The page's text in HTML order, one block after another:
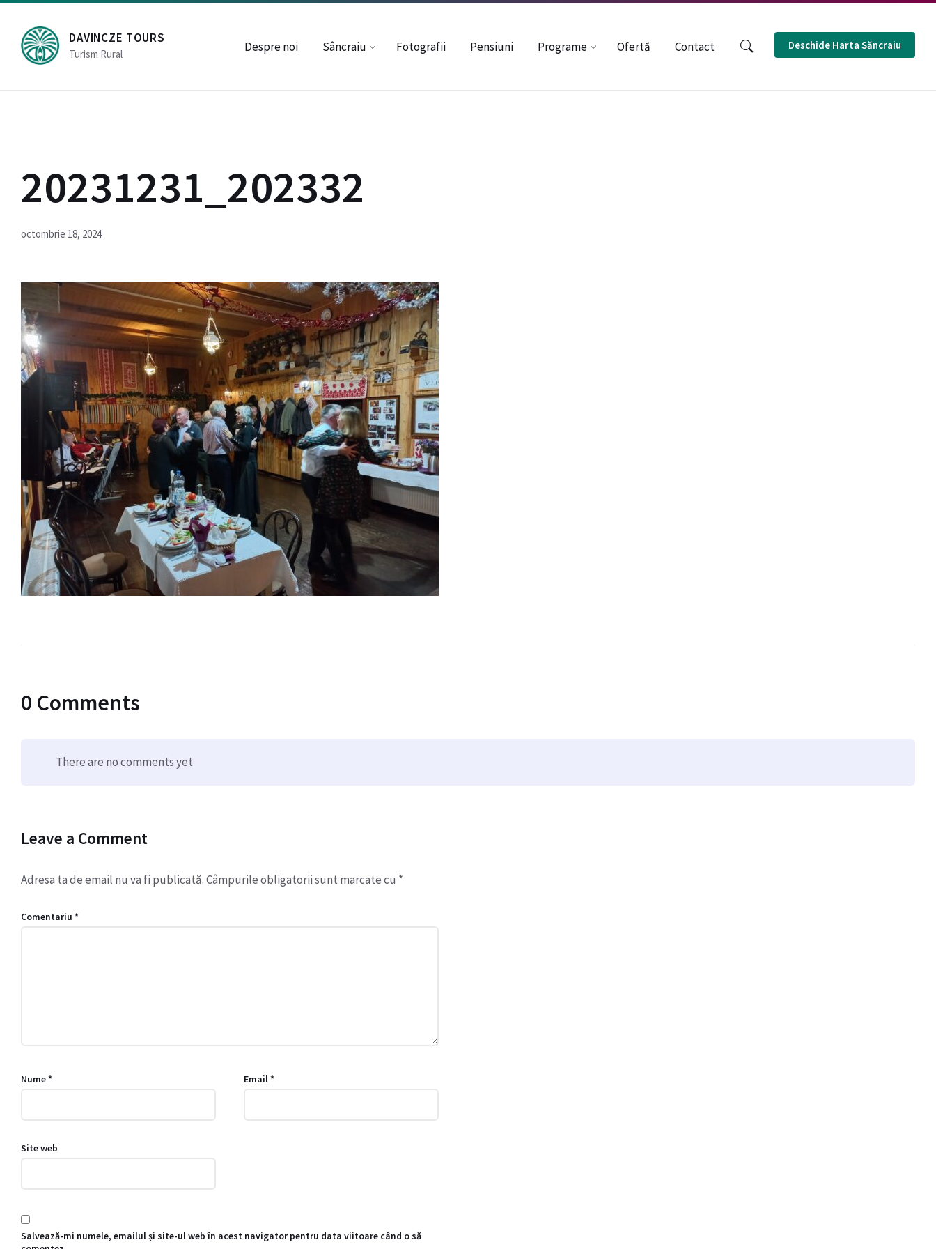
Skip
content
Skip
main
navigation
Skip
footer
DAVINCZE TOURS
Turism Rural Despre noi Sâncraiu Fotografii Pensiuni Programe Ofertă Contact Deschide Harta Săncraiu
20231231_202332
octombrie 18, 2024
0 Comments
There are no comments yet
Leave a Comment
Adresa ta de email nu va fi publicată.Câmpurile obligatorii sunt marcate cu *
Comentariu *
Nume* Email*
Site web
Salvează-mi numele, emailul și site-ul web în acest navigator pentru data viitoare când o să